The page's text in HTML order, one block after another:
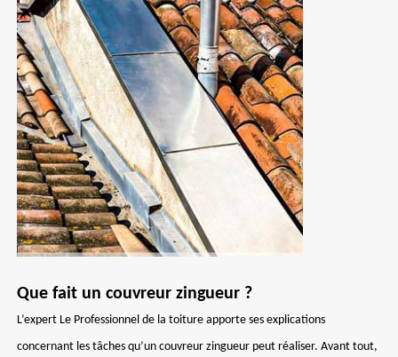
Que fait un couvreur zingueur ?
L’expert Le Professionnel de la toiture apporte ses explications
concernant les tâches qu’un couvreur zingueur peut réaliser. Avant tout,